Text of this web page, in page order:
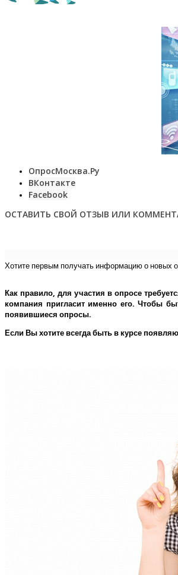
ОпросМосква.Ру
ВКонтакте
Facebook
ОСТАВИТЬ СВОЙ ОТЗЫВ ИЛИ
Хотите первым получать информацию о новых
Как правило, для участия в опросе
компания пригласит именно его.Чтобы
появившиеся опросы.
Если Вы хотите всегда быть в курсе